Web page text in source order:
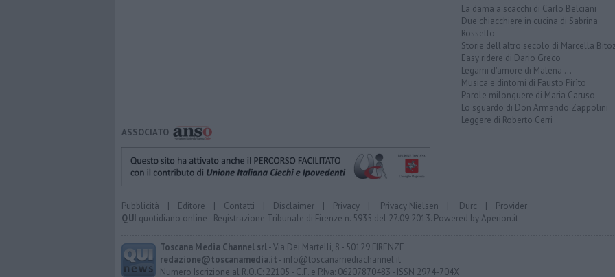
La dama a scacchi di Carlo Belciani
Due chiacchiere in cucina di Sabrina
Rossello
Storie dell'altro secolo di Marcella
Easy ridere di Dario Greco
Legami d'amore di Malena ...
Musica e dintorni di Fausto Pirìto
Parole milonguere di Maria Caruso
Lo sguardo di Don Armando Zappolini
Leggere di Roberto Cerri
ASSOCIATO
Pubblicità | Editore | Contatti | Disclaimer | Privacy | Privacy Nielsen | Durc | Provider
QUI quotidiano online - Registrazione Tribunale di Firenze n. 5935 del 27.09.2013. Powered byAperion.it
Toscana Media Channel srl- Via Dei Martelli, 8 - 50129 FIRENZE
redazione@toscanamedia.it - info@toscanamediachannel.it
Numero Iscrizione al R.O.C: 22105 - C.F. e P.Iva: 06207870483 - ISSN 2974-704X